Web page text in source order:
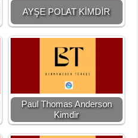
AYŞE POLAT KİMDİR
Paul Thomas Anderson
Kimdir